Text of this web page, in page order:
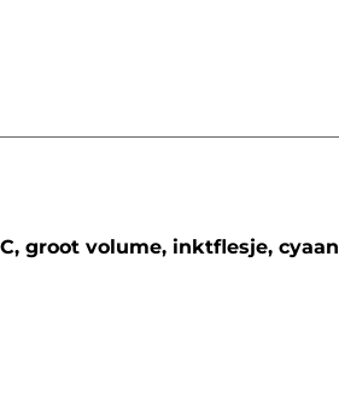
groot volume, inktflesje, cyaan